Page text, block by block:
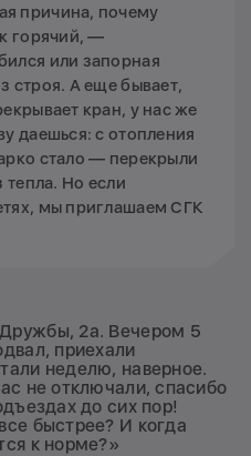
причина, почему
горячий, —
или запорная
строя. А еще бывает,
кран, у нас же
даешься: с отопления
стало — перекрыли
тепла. Но если
мы приглашаем СГК
2а. Вечером 5
приехали
неделю, наверное.
не отключали, спасибо
до сих пор!
быстрее? И когда
к норме?»